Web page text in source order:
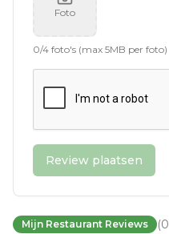
Foto
0/4 foto's (max 5MB per foto)
Review plaatsen
Mijn Restaurant Reviews (0